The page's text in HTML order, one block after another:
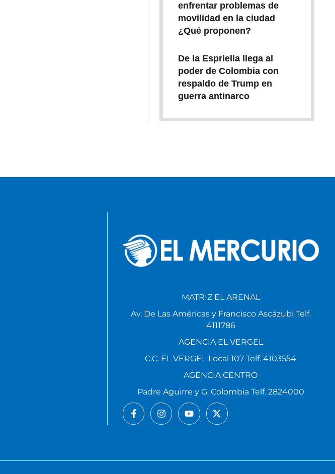
enfrentar problemas de
movilidad en la ciudad
¿Qué proponen?
De la Espriella llega al
poder de Colombia con
respaldo de Trump en
guerra antinarco
MATRIZ EL ARENAL
Av. De Las Américas y Francisco Ascázubi Telf.
4111786
AGENCIA EL VERGEL
C.C. EL VERGEL Local 107 Telf. 4103554
AGENCIA CENTRO
Padre Aguirre y G. Colombia Telf. 2824000